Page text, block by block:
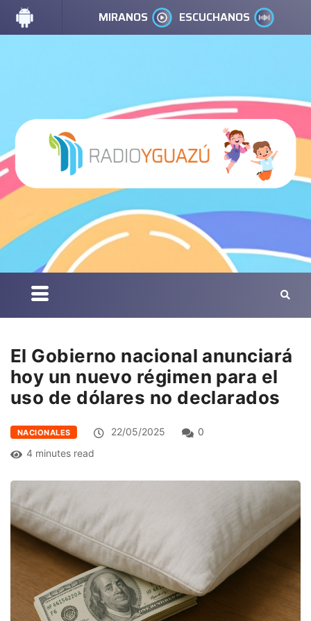
MIRANOS ESCUCHANOS
El Gobierno nacional anunciará
hoy un nuevo régimen para el
uso de dólares no declarados
NACIONALES 22/05/2025
0
4 minutes read